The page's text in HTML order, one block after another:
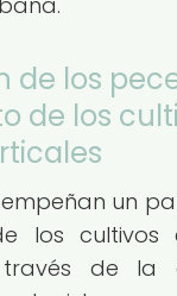
de los
de los
un
los cultivos
de la